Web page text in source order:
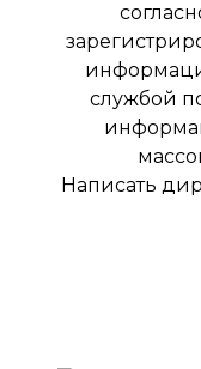
службой
Написать